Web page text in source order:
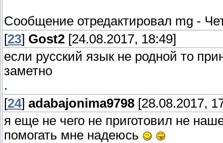
Сообщение отредактировал mg -
[23] Gost2 [24.08.2017, 18:49]
если русский язык не родной то
заметно
.
[24] adabajonima9798 [28.08.2017,
я еще не чего не приготовил не
помогать мне надеюсь